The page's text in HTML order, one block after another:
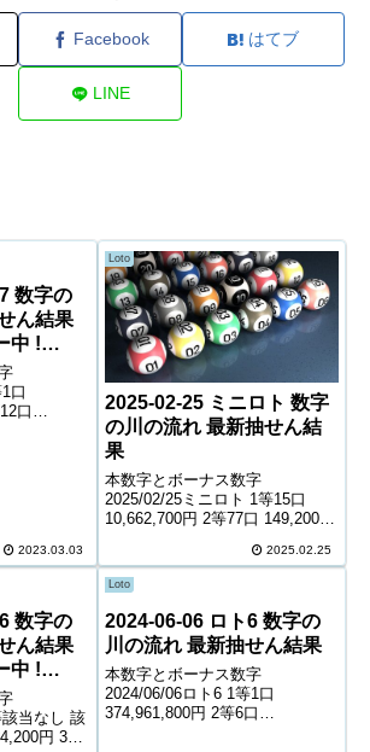
Facebook はてブ
LINE
数字の
ん結果
中 !
口
口
2023.03.03
Loto
2025-02-25 ミニロト 数字
の川の流れ 最新抽せん結
果
本数字とボーナス数字
2025/02/25ミニロト 1等15口
10,662,700円 2等77口 149,200円
900円 ＊抽せんの結果は最終的
に発売元の発表のものと照合し
て下さい。...
2025.02.25
数字の
ん結果
中 !
当なし 該
円 3等
Loto
2024-06-06 ロト6 数字の
川の流れ 最新抽せん結果
本数字とボーナス数字
2024/06/06ロト6 1等1口
374,961,800円 2等6口